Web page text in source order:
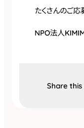
たくさんのご応
NPO法人
Share